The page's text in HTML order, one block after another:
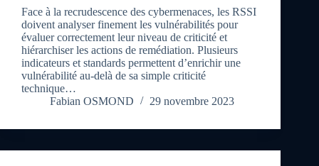
Face à la recrudescence des cybermenaces, les RSSI
doivent analyser finement les vulnérabilités pour
évaluer correctement leur niveau de criticité et
hiérarchiser les actions de remédiation. Plusieurs
indicateurs et standards permettent d’enrichir une
vulnérabilité au-delà de sa simple criticité
technique…
Fabian OSMOND
29 novembre 2023